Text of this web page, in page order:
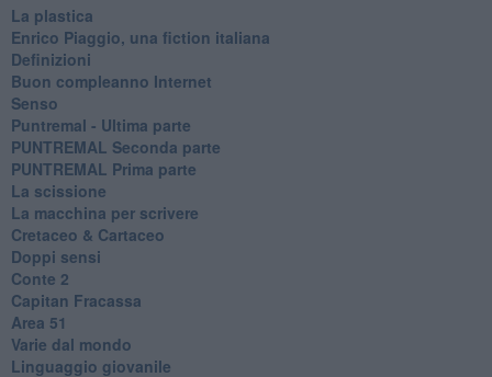
La plastica
​Enrico Piaggio, una fiction italiana
Definizioni
​Buon compleanno Internet
Senso
Puntremal - Ultima parte
PUNTREMAL Seconda parte
​PUNTREMAL Prima parte
La scissione
La macchina per scrivere
Cretaceo & Cartaceo
Doppi sensi
​Conte 2
​Capitan Fracassa
​Area 51
Varie dal mondo
​Linguaggio giovanile